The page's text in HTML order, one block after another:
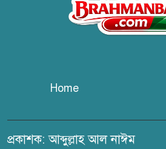
প্রকাশনা
Home
প্রকাশক: আব্দুল্লাহ আল নাঈম